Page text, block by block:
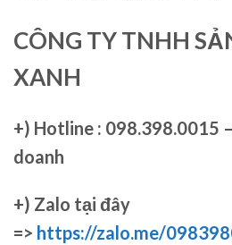
CÔNG TY TNHH
XANH
+) Hotline : 098.398.0015
doanh
+) Zalo tại đây
=> https://zalo.me/